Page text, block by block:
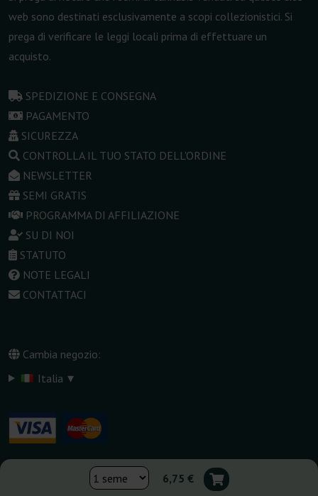
6,75 €
web sono destinati esclusivamente a scopi collezionistici. Si
prega di verificare le leggi locali prima di effettuare un
acquisto.
SPEDIZIONE E CONSEGNA
PAGAMENTO
SICUREZZA
CONTROLLA IL TUO STATO DELL'ORDINE
NEWSLETTER
SEMI GRATIS
PROGRAMMA DI AFFILIAZIONE
SU DI NOI
STATUTO
NOTE LEGALI
CONTATTACI
Cambia negozio:
Italia ▾